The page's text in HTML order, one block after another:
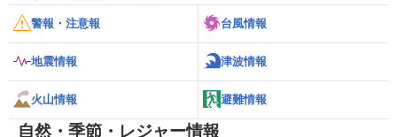
警報・注意報 台風情報
地震情報 津波情報
火山情報 避難情報
自然・季節・レジャー情報